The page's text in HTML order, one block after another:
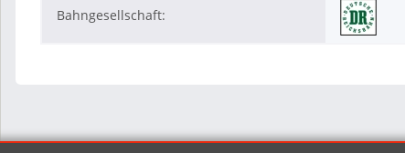
Bahngesellschaft: